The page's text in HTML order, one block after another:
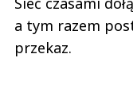
a tym razem
przekaz.